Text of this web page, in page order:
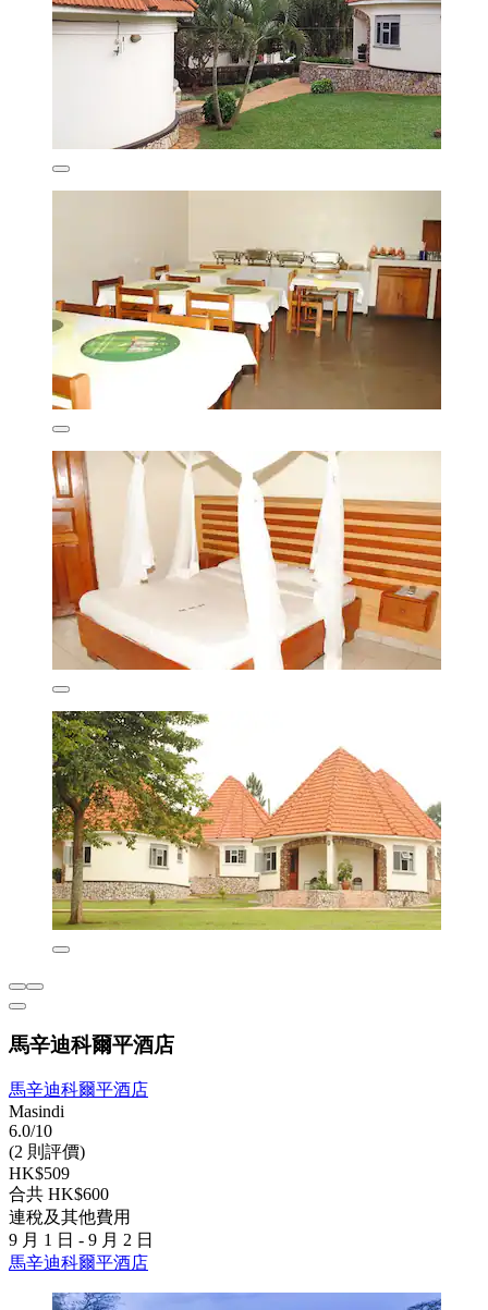
馬辛迪科爾平酒店
馬辛迪科爾平酒店
Masindi
6.0/10
(2 則評價)
HK$509
合共 HK$600
連稅及其他費用
9 月 1 日 - 9 月 2 日
馬辛迪科爾平酒店